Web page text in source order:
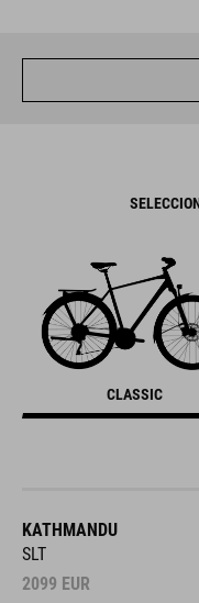
CLASSIC
KATHMANDU
SLT
2099 EUR